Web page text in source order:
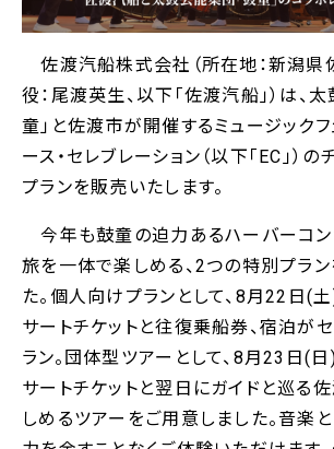
佐渡汽船株式会社（所在地：新潟県
役：尾渡英生、以下「佐渡汽船」）は、
童」と佐渡市が開催するミュージックフ
ース・セレブレーション（以下「EC」）
プランを販売いたします。
今年も鼓童の迫力あるハーバーコン
旅を一体で楽しめる、2つの特別プラ
た。個人向けプランとして、8月22日(
サートチケットと往復乗船券、宿泊が
ラン。団体型ツアーとして、8月23日(
サートチケットと翌日にガイドと巡る
しめるツアーをご用意しました。音楽